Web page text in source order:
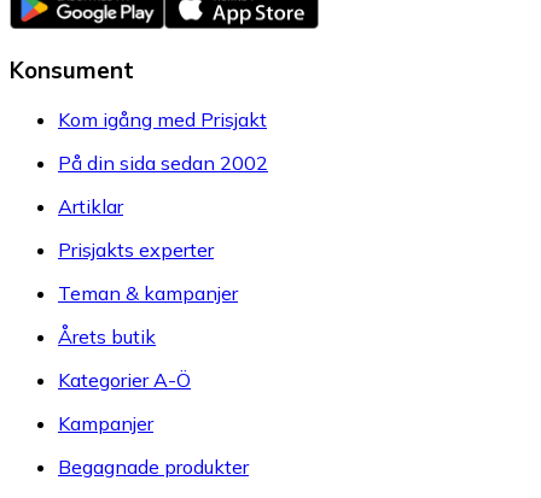
Konsument
Kom igång med Prisjakt
På din sida sedan 2002
Artiklar
Prisjakts experter
Teman & kampanjer
Årets butik
Kategorier A-Ö
Kampanjer
Begagnade produkter